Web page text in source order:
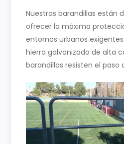
Nuestras barandillas están
ofrecer la máxima
entornos urbanos
hierro galvanizado de alta
barandillas resisten el paso